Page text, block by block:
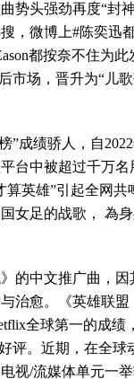
头强劲再度“封
，微博上#陈奕迅
都按奈不住为此
市场，晋升为“儿
成绩骄人，自
台中被超过千万名
英雄”引起全网共
女足的战歌， 為
的中文推广曲，因
治愈。《英雄联盟
全球第一的成绩
评。近期，在全球
视/流媒体单元一